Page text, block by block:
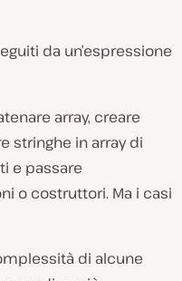
da un’espressione
array, creare
stringhe in array di
e passare
o costruttori. Ma i casi
di alcune